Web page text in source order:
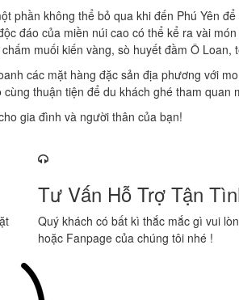
phần không thể bỏ qua khi đến Phú Yên
đáo của miền núi cao có thể kể ra vài
muối kiến vàng, sò huyết đầm Ô
các mặt hàng đặc sản địa phương với
thuận tiện để du khách ghé tham quan
gia đình và người thân của bạn!
Tư Vấn Hỗ Trợ Tận
Quý khách có bất kì thắc mắc gì vui
hoặc Fanpage của chúng tôi nhé !